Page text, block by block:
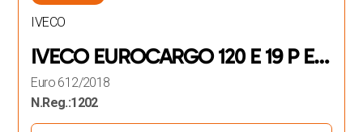
IVECO
IVECO EUROCARGO 120 E 19 P E6
FRIGORIFERO
Euro 612/2018
N.Reg.:1202